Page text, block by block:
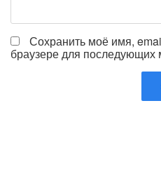
Сохранить моё имя,
браузере для последующих